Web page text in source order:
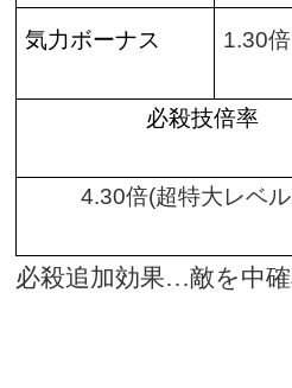
気力ボーナス 1.30倍
必殺技倍率
4.30倍(超特大レベル
必殺追加効果…敵を中